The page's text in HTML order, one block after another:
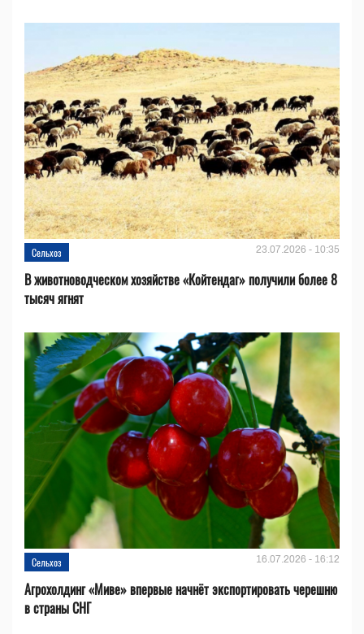
Сельхоз 23.07.2026 - 10:35
В животноводческом хозяйстве «Койтендаг» получили более 8
тысяч ягнят
Сельхоз 16.07.2026 - 16:12
Агрохолдинг «Миве» впервые начнёт экспортировать черешню
в страны СНГ